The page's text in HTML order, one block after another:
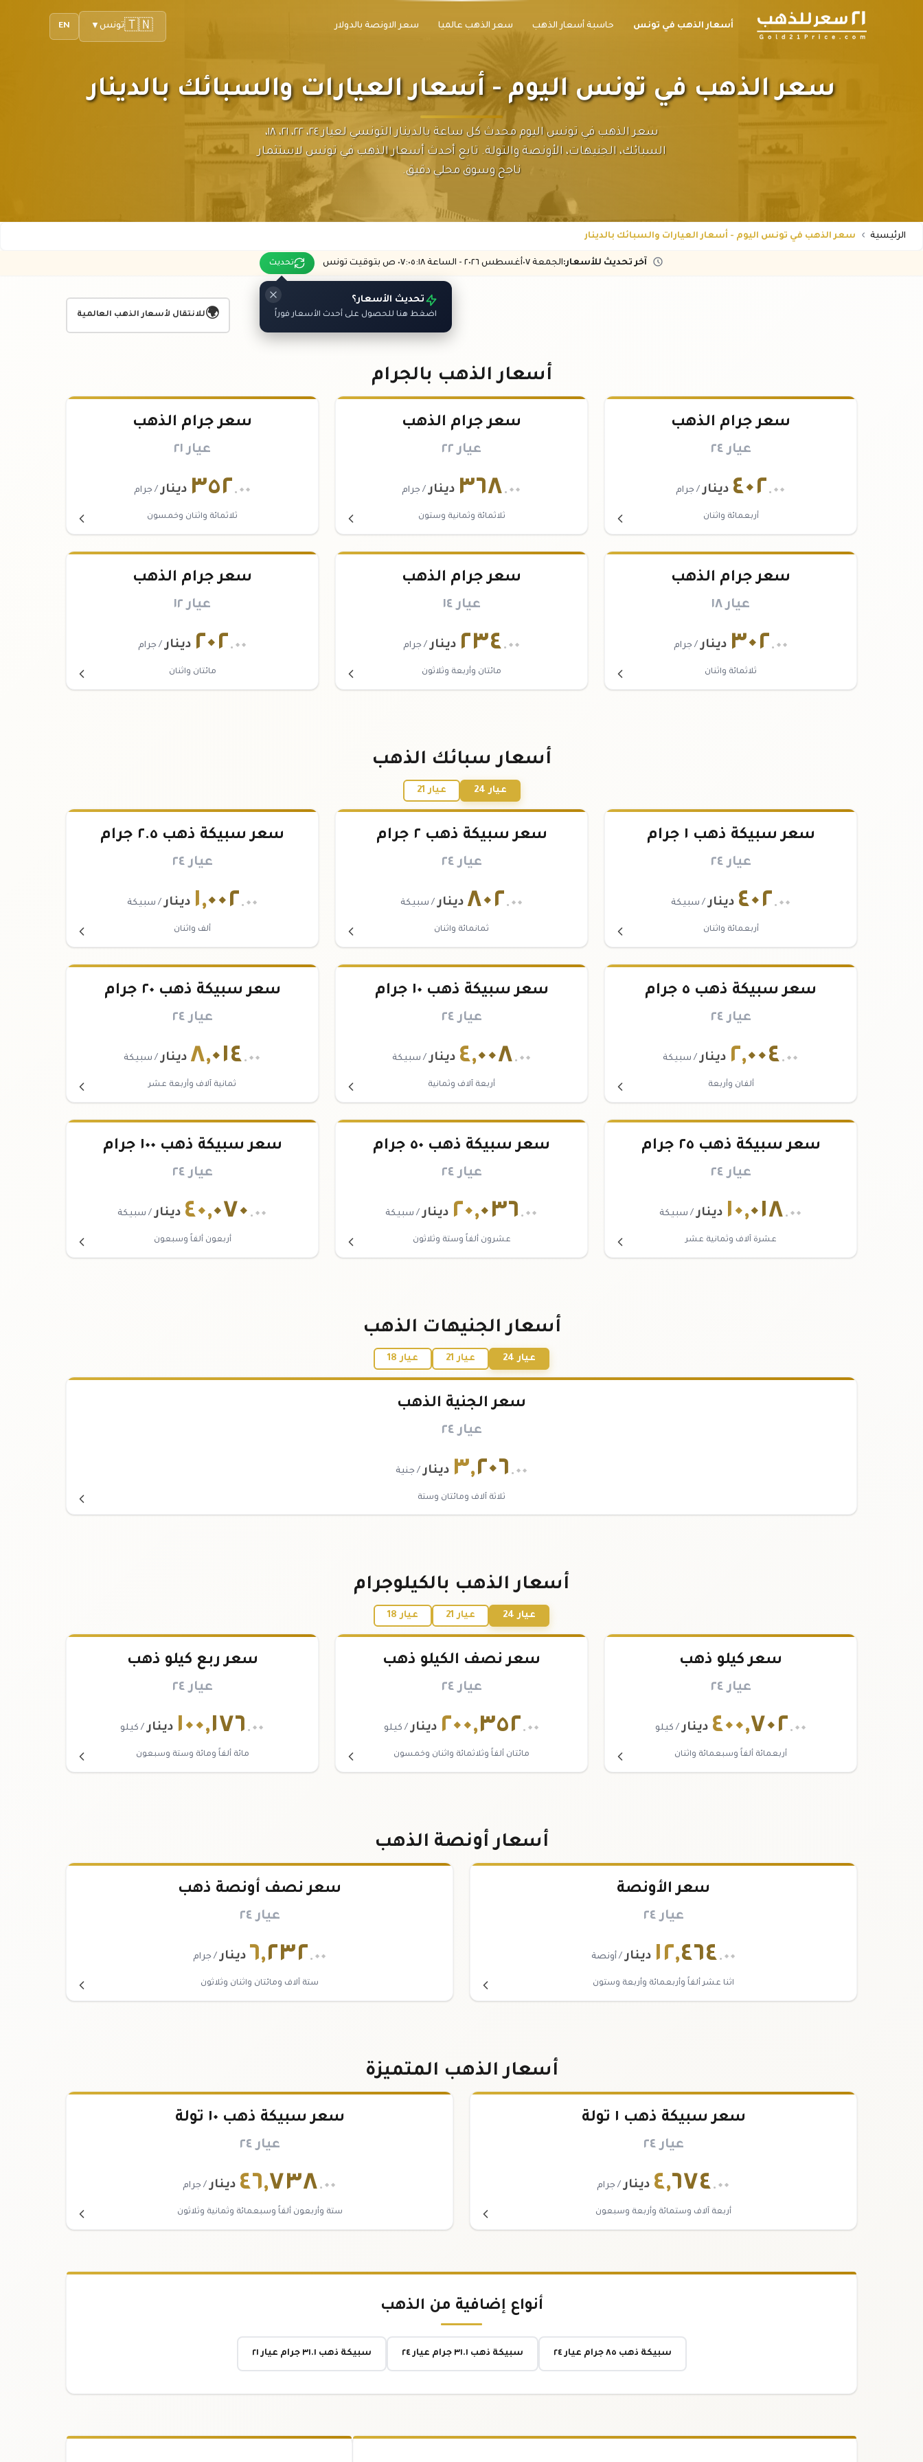
أسعار الذهب في تونس حاسبة أسعار الذهب سعر الذهب عالميا سعر الاونصة بالدولار EN 🇹🇳تونس ▼
سعر الذهب في تونس اليوم - أسعار العيارات والسبائك بالدينار
سعر الذهب في تونس اليوم محدث كل ساعة بالدينار التونسي لعيار ٢٤، ٢٢، ٢١، ١٨،
السبائك، الجنيهات، الأونصة والتولة. تابع أحدث أسعار الذهب في تونس لاستثمار
ناجح وسوق محلي دقيق.
الرئيسية سعر الذهب في تونس اليوم - أسعار العيارات والسبائك بالدينار
آخر تحديث للأسعار:الجمعة ٠٧ أغسطس ٢٠٢٦ - الساعة :١٨ ص بتوقيت تونس تحديث
تحديث الأسعار؟
اضغط هنا للحصول على أحدث الأسعار فوراً 🌍للانتقال لأسعار الذهب العالمية
أسعار الذهب بالجرام
سعر جرام الذهب
عيار ٢٤
٤٠٢.٠٠ دينار / جرام
أربعمائة واثنان
سعر جرام الذهب
عيار ٢٢
٣٦٨.٠٠ دينار / جرام
ثلاثمائة وثمانية وستون
سعر جرام الذهب
عيار ٢١
٣٥٢.٠٠ دينار / جرام
ثلاثمائة واثنان وخمسون
سعر جرام الذهب
عيار ١٨
٣٠٢.٠٠ دينار / جرام
ثلاثمائة واثنان
سعر جرام الذهب
عيار ١٤
٢٣٤.٠٠ دينار / جرام
مائتان وأربعة وثلاثون
سعر جرام الذهب
عيار ١٢
٢٠٢.٠٠ دينار / جرام
مائتان واثنان
أسعار سبائك الذهب
عيار 24 عيار 21
سعر سبيكة ذهب ١ جرام
عيار ٢٤
٤٠٢.٠٠ دينار / سبيكة
أربعمائة واثنان
سعر سبيكة ذهب ٢ جرام
عيار ٢٤
٨٠٢.٠٠ دينار / سبيكة
ثمانمائة واثنان
سعر سبيكة ذهب ٢.٥ جرام
عيار ٢٤
١,٠٠٢.٠٠ دينار / سبيكة
ألف واثنان
سعر سبيكة ذهب ٥ جرام
عيار ٢٤
٢,٠٠٤.٠٠ دينار / سبيكة
ألفان وأربعة
سعر سبيكة ذهب ١٠ جرام
عيار ٢٤
٤,٠٠٨.٠٠ دينار / سبيكة
أربعة آلاف وثمانية
سعر سبيكة ذهب ٢٠ جرام
عيار ٢٤
٨,٠١٤.٠٠ دينار / سبيكة
ثمانية آلاف وأربعة عشر
سعر سبيكة ذهب ٢٥ جرام
عيار ٢٤
١٠,٠١٨.٠٠ دينار / سبيكة
عشرة آلاف وثمانية عشر
سعر سبيكة ذهب ٥٠ جرام
عيار ٢٤
٢٠,٠٣٦ .٠٠ دينار / سبيكة
عشرون ألفاً وستة وثلاثون
سعر سبيكة ذهب ١٠٠ جرام
عيار ٢٤
٤٠,٠٧٠ .٠٠ دينار / سبيكة
أربعون ألفاً وسبعون
أسعار الجنيهات الذهب
عيار 24 عيار 21 عيار 18
سعر الجنية الذهب
عيار ٢٤
٣,٢٠٦ .٠٠ دينار / جنية
ثلاثة آلاف ومائتان وستة
أسعار الذهب بالكيلوجرام
عيار 24 عيار 21 عيار 18
سعر كيلو ذهب
عيار ٢٤
٤٠٠,٧٠٢.٠٠ دينار / كيلو
أربعمائة ألفاً وسبعمائة واثنان
سعر نصف الكيلو ذهب
عيار ٢٤
٢٠٠,٣٥٢.٠٠ دينار / كيلو
مائتان ألفاً وثلاثمائة واثنان وخمسون
سعر ربع كيلو ذهب
عيار ٢٤
١٠٠,١٧٦ .٠٠ دينار / كيلو
مائة ألفاً ومائة وستة وسبعون
أسعار أونصة الذهب
سعر الأونصة
عيار ٢٤
١٢,٤٦٤.٠٠ دينار / أونصة
اثنا عشر ألفاً وأربعمائة وأربعة وستون
سعر نصف أونصة ذهب
عيار ٢٤
٦,٢٣٢.٠٠ دينار / جرام
ستة آلاف ومائتان واثنان وثلاثون
أسعار الذهب المتميزة
سعر سبيكة ذهب ١ تولة
عيار ٢٤
٤,٦٧٤.٠٠ دينار / جرام
أربعة آلاف وستمائة وأربعة وسبعون
سعر سبيكة ذهب ١٠ تولة
عيار ٢٤
٤٦,٧٣٨.٠٠ دينار / جرام
ستة وأربعون ألفاً وسبعمائة وثمانية وثلاثون
أنواع إضافية من الذهب
سبيكة ذهب ٨٥ جرام عيار ٢٤ سبيكة ذهب ٣١.١ جرام عيار ٢٤ سبيكة ذهب ٣١.١ جرام عيار ٢١